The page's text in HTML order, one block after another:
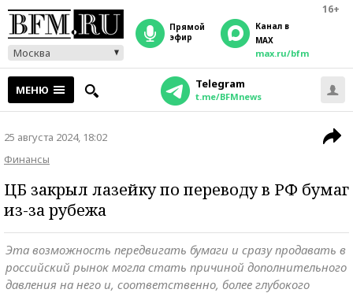
16+
Москва
прямой
эфир
Канал в
MAX
max.ru/bfm
МЕНЮ Telegram
t.me/BFMnews
25 августа 2024, 18:02
Финансы
ЦБ закрыл лазейку по переводу в РФ бумаг
из-за рубежа
Эта возможность передвигать бумаги и сразу продавать в
российский рынок могла стать причиной дополнительного
давления на него и, соответственно, более глубокого